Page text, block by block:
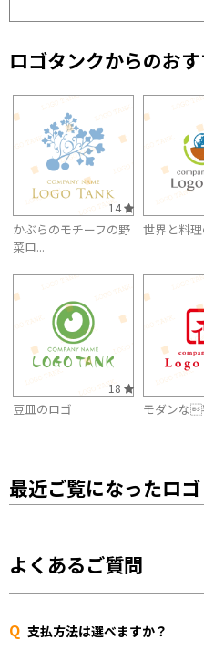
ロゴタンクからのお
14
かぶらのモチーフの野
菜ロ...
世界と料
18
豆皿のロゴ モダンな
最近ご覧になったロゴ
よくあるご質問
Q 支払方法は選べますか？